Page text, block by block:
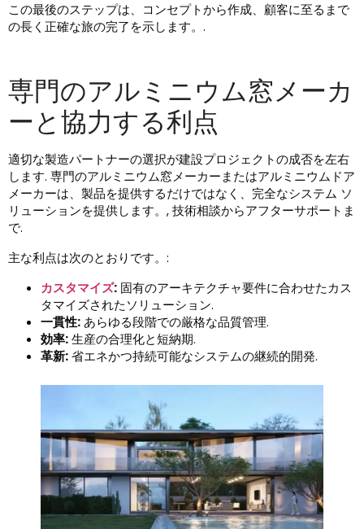
この最後のステップは、コンセプトから作成、顧客に至るまで
の長く正確な旅の完了を示します。.
専門のアルミニウム窓メーカ
ーと協力する利点
適切な製造パートナーの選択が建設プロジェクトの成否を左右
します. 専門のアルミニウム窓メーカーまたはアルミニウムドア
メーカーは、製品を提供するだけではなく、完全なシステム ソ
リューションを提供します。, 技術相談からアフターサポートま
で.
主な利点は次のとおりです。:
カスタマイズ: 固有のアーキテクチャ要件に合わせたカス
タマイズされたソリューション.
一貫性: あらゆる段階での厳格な品質管理.
効率:生産の合理化と短納期.
革新:省エネかつ持続可能なシステムの継続的開発.